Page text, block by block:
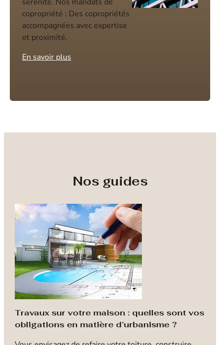
copropriété : Des copropriétés
accompagnées avec expertise
et proximité.
En savoir plus
Nos guides
Travaux sur votre maison : quelles sont vos
obligations en matière d’urbanisme ?